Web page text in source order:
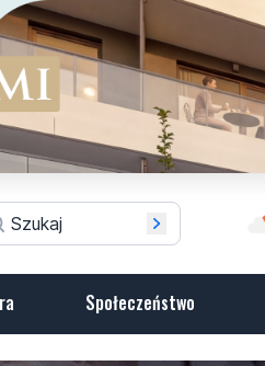
Społeczeństwo